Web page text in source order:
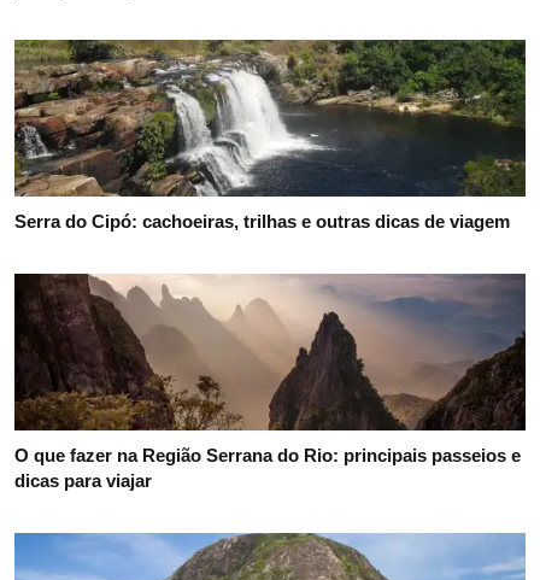
Serra do Cipó: cachoeiras, trilhas e outras dicas de viagem
O que fazer na Região Serrana do Rio: principais passeios e
dicas para viajar